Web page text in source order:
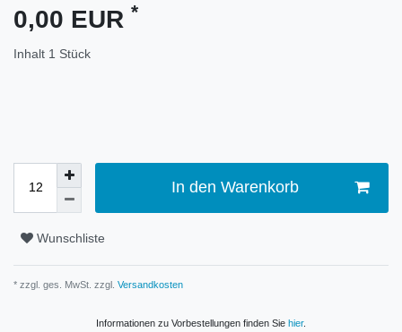
0,00 EUR *
Inhalt 1 Stück
In den Warenkorb
Wunschliste
* zzgl. ges. MwSt. zzgl. Versandkosten
Informationen zu Vorbestellungen finden Sie hier.